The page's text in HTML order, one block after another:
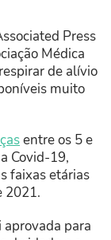
Press
Médica
de alívio
muito
entre os 5 e
Covid-19,
faixas etárias
2021.
para